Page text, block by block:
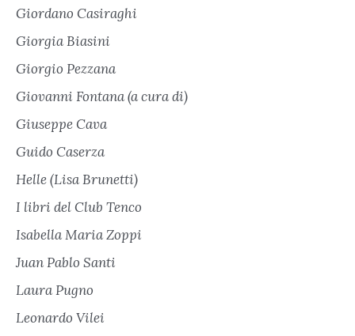
Giordano Casiraghi
Giorgia Biasini
Giorgio Pezzana
Giovanni Fontana (a cura di)
Giuseppe Cava
Guido Caserza
Helle (Lisa Brunetti)
I libri del Club Tenco
Isabella Maria Zoppi
Juan Pablo Santi
Laura Pugno
Leonardo Vilei